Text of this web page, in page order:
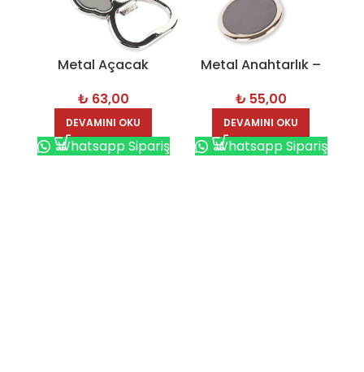
Metal Açacak
₺ 63,00
DEVAMINI OKU
Whatsapp Sipariş
Metal Anahtarlık –
₺ 55,00
DEVAMINI OKU
Whatsapp Sipariş